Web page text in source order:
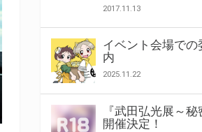
2017.11.13
イベント会場での
内
2025.11.22
『武田弘光展～秘
開催決定！